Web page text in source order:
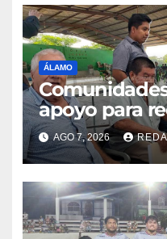
ÁLAMO
apoyo para
AGO 7, 2026